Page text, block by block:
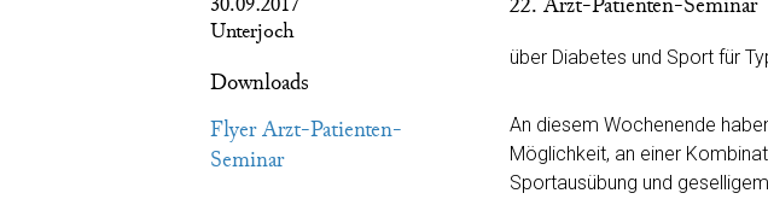
30.09.2017
Unterjoch
Downloads
Flyer Arzt-Patienten-
Seminar
22. Arzt-Patienten-Seminar
über Diabetes und Sport für
An diesem Wochenende
Möglichkeit, an einer
Sportausübung und